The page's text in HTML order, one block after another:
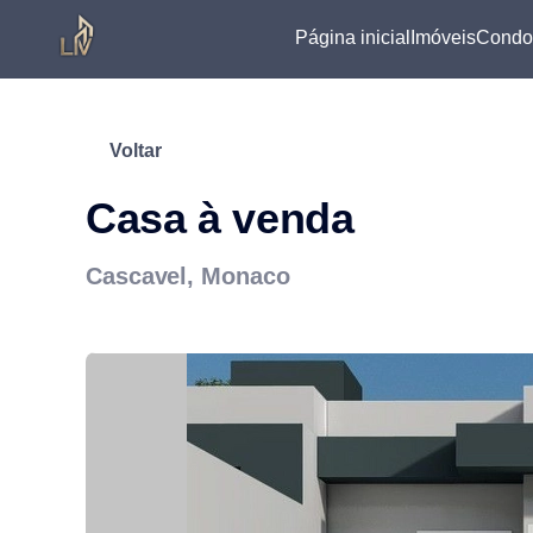
Página inicial Imóveis
Voltar
Casa à venda
Cascavel, Monaco